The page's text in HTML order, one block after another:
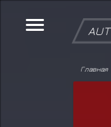
AUT
Главная